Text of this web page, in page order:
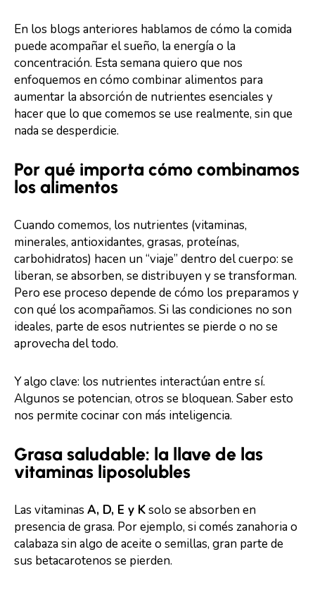
En los blogs anteriores hablamos de cómo la comida
puede acompañar el sueño, la energía o la
concentración. Esta semana quiero que nos
enfoquemos en cómo combinar alimentos para
aumentar la absorción de nutrientes esenciales y
hacer que lo que comemos se use realmente, sin que
nada se desperdicie.
Por qué importa cómo combinamos
los alimentos
Cuando comemos, los nutrientes (vitaminas,
minerales, antioxidantes, grasas, proteínas,
carbohidratos) hacen un “viaje” dentro del cuerpo: se
liberan, se absorben, se distribuyen y se transforman.
Pero ese proceso depende de cómo los preparamos y
con qué los acompañamos. Si las condiciones no son
ideales, parte de esos nutrientes se pierde o no se
aprovecha del todo.
Y algo clave: los nutrientes interactúan entre sí.
Algunos se potencian, otros se bloquean. Saber esto
nos permite cocinar con más inteligencia.
Grasa saludable: la llave de las
vitaminas liposolubles
Las vitaminas A, D, E y Ksolo se absorben en
presencia de grasa. Por ejemplo, si comés zanahoria o
calabaza sin algo de aceite o semillas, gran parte de
sus betacarotenos se pierden.